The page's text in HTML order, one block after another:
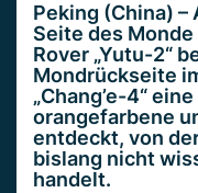
Peking (China)
Seite des
Rover „Yutu-2“
Mondrückseite
„Chang’e-4“
orangefarbene
entdeckt, von
bislang nicht
handelt.